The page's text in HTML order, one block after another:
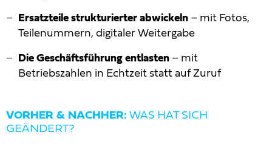
Ersatzteile strukturierter abwickeln – mit Fotos,
Teilenummern, digitaler Weitergabe
Die Geschäftsführung entlasten – mit
Betriebszahlen in Echtzeit statt auf Zuruf
VORHER & NACHHER: WAS HAT SICH
GEÄNDERT?